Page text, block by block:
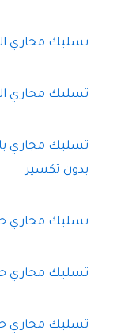
تسليك مجاري
تسليك مجاري
بدون تكسير
تسليك مجاري
تسليك مجاري
تسليك مجاري